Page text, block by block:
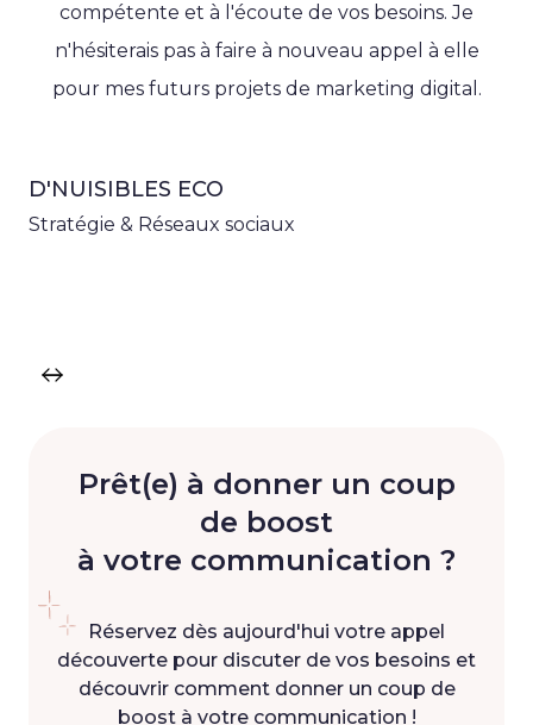
compétente et à l'écoute de vos besoins. Je
n'hésiterais pas à faire à nouveau appel à elle
pour mes futurs projets de marketing digital.
D'NUISIBLES ECO
Stratégie & Réseaux sociaux
Prêt(e) à donner un coup
de boost
à votre communication ?
Réservez dès aujourd'hui votre appel
découverte pour discuter de vos besoins et
découvrir comment donner un coup de
boost à votre communication !